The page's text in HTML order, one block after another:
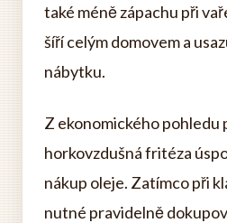
také méně zápachu při
šíří celým domovem a
nábytku.
Z ekonomického pohledu
horkovzdušná fritéza
nákup oleje. Zatímco při
nutné pravidelně